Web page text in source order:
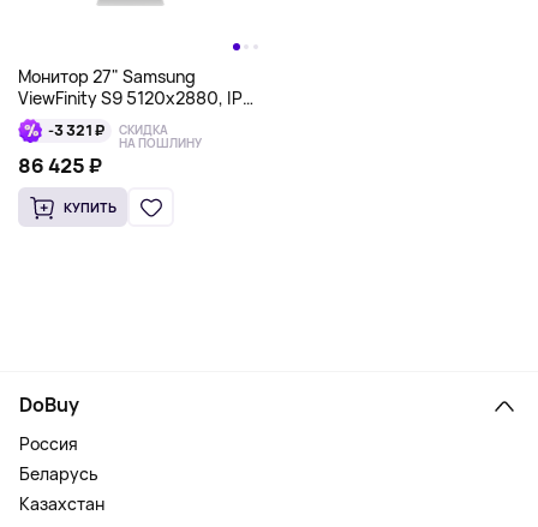
Монитор 27" Samsung
ViewFinity S9 5120x2880, IPS,
серебристый
-3 321 ₽ СКИДКА
НА ПОШЛИНУ
86 425 ₽
КУПИТЬ
DoBuy
Россия
Беларусь
Казахстан